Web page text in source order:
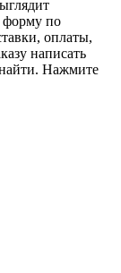
форму по
оплаты,
написать
Нажмите